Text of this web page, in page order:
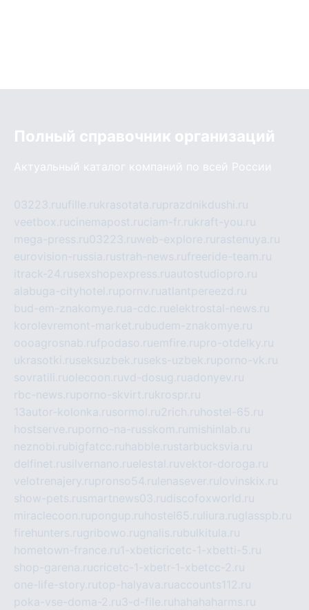
Полный справочник организаций
Актуальный каталог компаний по всей России
03223.ruufille.rukrasotata.ruprazdnikdushi.ru
veetbox.rucinemapost.ruciam-fr.rukraft-you.ru
mega-press.ru03223.ruweb-explore.ru rastenuya.ru
eurovision-russia.rustrah-news.rufreeride-team.ru
itrack-24.rusexshopexpress.ruautostudiopro.ru
alabuga-cityhotel.rupornv.ruatlantpereezd.ru
bud-em-znakomye.rua-cdc.ruelektrostal-news.ru
korolevremont-market.rubudem-znakomye.ru
oooagrosnab.rufpodaso.ruemfire.rupro-otdelky.ru
ukrasotki.ruseksuzbek.ruseks-uzbek.ruporno-vk.ru
sovratili.ruolecoon.ruvd-dosug.ruadonyev.ru
rbc-news.ruporno-skvirt.rukrospr.ru
13autor-kolonka.rusormol.ru2rich.ru hostel-65.ru
hostserve.ruporno-na-russkom.ru mishinlab.ru
neznobi.rubigfatcc.ru habble.rustarbucksvia.ru
delfinet.rusilvernano.ruelestal.ruvektor-doroga.ru
velotrenajery.rupronso54.ru lenasever.ru lovinskix.ru
show-pets.rusmartnews03.rudiscofoxworld.ru
miraclecoon.rupongup.ru hostel65.ru liura.ruglasspb.ru
firehunters.rugribowo.rugnalis.rubulkitula.ru
hometown-france.ru1-xbeticricetc-1-xbetti-5.ru
shop-garena.rucricetc-1-xbetr-1-xbetcc-2.ru
one-life-story.rutop-halyava.ruaccounts112.ru
poka-vse-doma-2.ru3-d-file.ru hahahaharms.ru